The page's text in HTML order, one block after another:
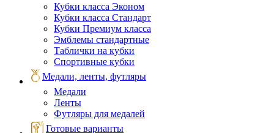
Кубки класса Эконом
Кубки класса Стандарт
Кубки Премиум класса
Эмблемы стандартные
Таблички на кубки
Спортивные кубки
Медали, ленты, футляры
Медали
Ленты
Футляры для медалей
Готовые варианты